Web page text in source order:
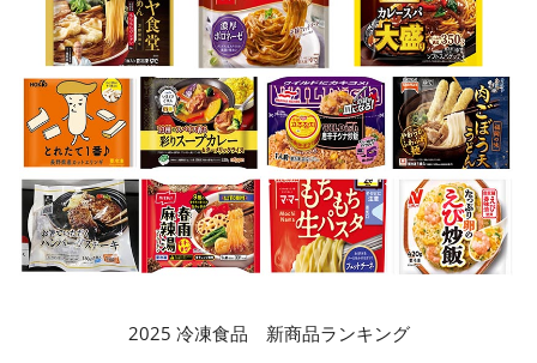
2025 冷凍食品 新商品ランキング